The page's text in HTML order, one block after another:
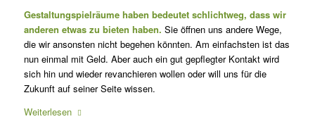
Gestaltungspielräume haben bedeutet schlichtweg, dass wir
an­de­ren etwas zu bieten haben. Sie öffnen uns andere Wege,
die wir an­sonsten nicht begehen könnten. Am einfachsten ist das
nun einmal mit Geld. Aber auch ein gut gepflegter Kontakt wird
sich hin und wieder revanchieren wollen oder will uns für die
Zukunft auf seiner Seite wissen.
Weiterlesen